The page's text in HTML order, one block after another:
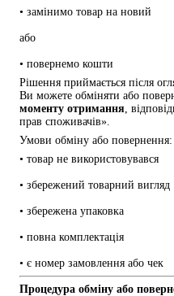
• замінимо товар на новий
або
• повернемо кошти
Рішення приймається після
Ви можете обміняти або
моменту отримання ,
прав споживачів».
Умови обміну або повернення:
• товар не використовувався
• збережений товарний вигляд
• збережена упаковка
• повна комплектація
• є номер замовлення або чек
Процедура обміну або